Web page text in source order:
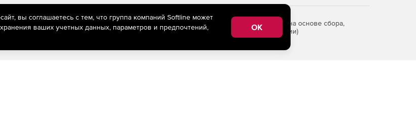
технологии
(информационные технологии предоставления информации на основе сбора,
пользователей сети «Интернет», находящихся на территории Российской Федерации)
вы соглашаетесь с тем, что группа компаний Softline может
ваших учетных данных, параметров и предпочтений,
OK